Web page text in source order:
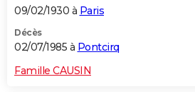
09/02/1930 à Paris
Décès
02/07/1985 à Pontcirq
Famille CAUSIN